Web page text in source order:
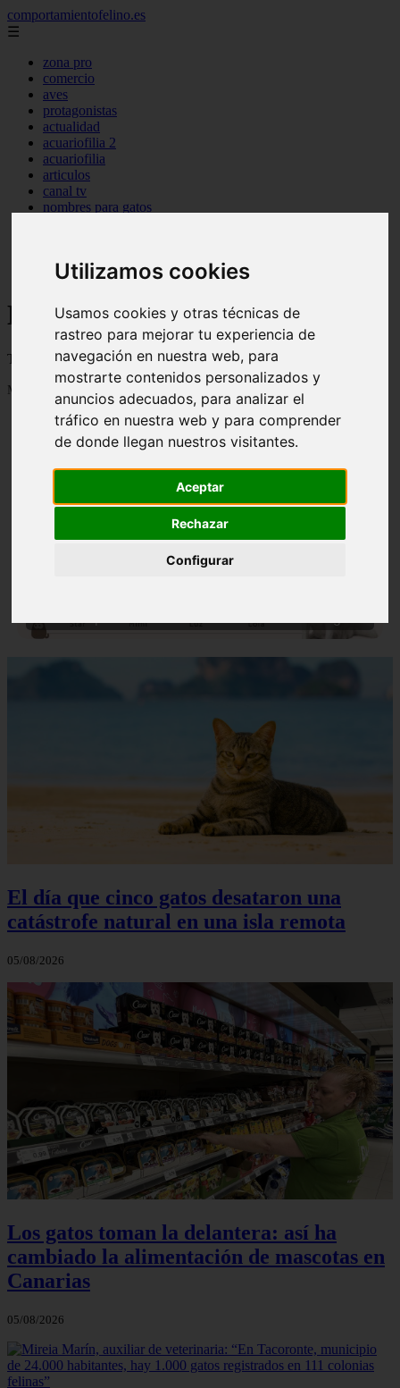
Utilizamos cookies
Usamos cookies y otras técnicas de
rastreo para mejorar tu experiencia de
navegación en nuestra web, para
mostrarte contenidos personalizados y
anuncios adecuados, para analizar el
tráfico en nuestra web y para comprender
de donde llegan nuestros visitantes.
Aceptar
Rechazar
Configurar
comportamientofelino.es
☰
zona pro
comercio
aves
protagonistas
actualidad
acuariofilia 2
acuariofilia
articulos
canal tv
nombres para gatos
zona pro
Blog sobre gatos
Todo sobre gatos, nombres de gatos y razas de gatos
Mostrando 1 - 24 de 2799 artículos
El día que cinco gatos desataron una
catástrofe natural en una isla remota
05/08/2026
Los gatos toman la delantera: así ha
cambiado la alimentación de mascotas en
Canarias
05/08/2026